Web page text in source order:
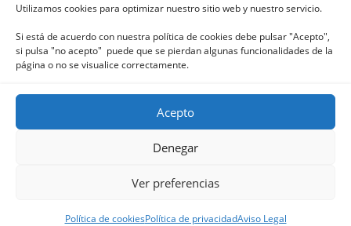
Utilizamos cookies para optimizar nuestro sitio web y nuestro servicio.
Si está de acuerdo con nuestra política de cookies debe pulsar "Acepto",
si pulsa "no acepto" puede que se pierdan algunas funcionalidades de la
página o no se visualice correctamente.
Acepto
Denegar
Ver preferencias
Política de cookiesPolítica de privacidadAviso Legal
Club Naútico de Jávea - Muelle Norte s/n |
03730 Jávea – España | Tel. 965 791 025 | Fax.
965 796 008 | info@cnjavea.net
de Cookies